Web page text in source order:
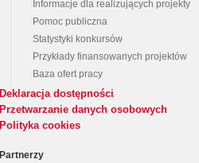
Informacje dla realizujących projekty
Pomoc publiczna
Statystyki konkursów
Przykłady finansowanych projektów
Baza ofert pracy
Deklaracja dostępności
Przetwarzanie danych osobowych
Polityka cookies
Partnerzy